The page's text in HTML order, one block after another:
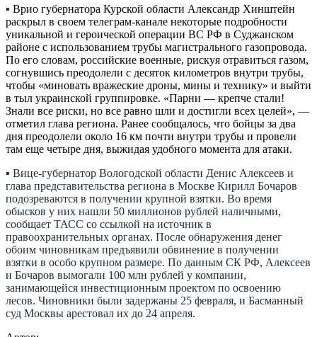
▪ Врио губернатора Курской области Александр Хинштейн
раскрыл в своем телеграм-канале некоторые подробности
уникальной и героической операции ВС РФ в Суджанском
районе с использованием трубы магистрального газопровода.
По его словам, российские военные, рискуя отравиться газом,
согнувшись преодолели с десяток километров внутри трубы,
чтобы «миновать вражеские дроны, мины и технику» и выйти
в тыл украинской группировке. «Парни — крепче стали!
Знали все риски, но все равно шли и достигли всех целей», —
отметил глава региона. Ранее сообщалось, что бойцы за два
дня преодолели около 16 км почти внутри трубы и провели
там еще четыре дня, выжидая удобного момента для атаки.
▪ Вице-губернатор Вологодской области Денис Алексеев и
глава представительства региона в Москве Кирилл Бочаров
подозреваются в получении крупной взятки. Во время
обысков у них нашли 50 миллионов рублей наличными,
сообщает ТАСС со ссылкой на источник в
правоохранительных органах. После обнаружения денег
обоим чиновникам предъявили обвинение в получении
взятки в особо крупном размере. По данным СК РФ, Алексеев
и Бочаров вымогали 100 млн рублей у компании,
занимающейся инвестиционным проектом по освоению
лесов. Чиновники были задержаны 25 февраля, и Басманный
суд Москвы арестовал их до 24 апреля.